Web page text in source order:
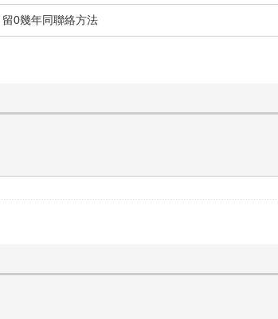
0幾年同聯絡方法